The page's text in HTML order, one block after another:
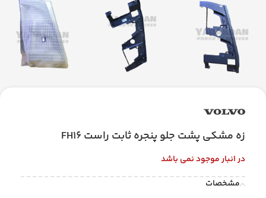
زه مشکی پشت جلو پنجره ثابت راست FH16
در انبار موجود نمی باشد
مشخصات